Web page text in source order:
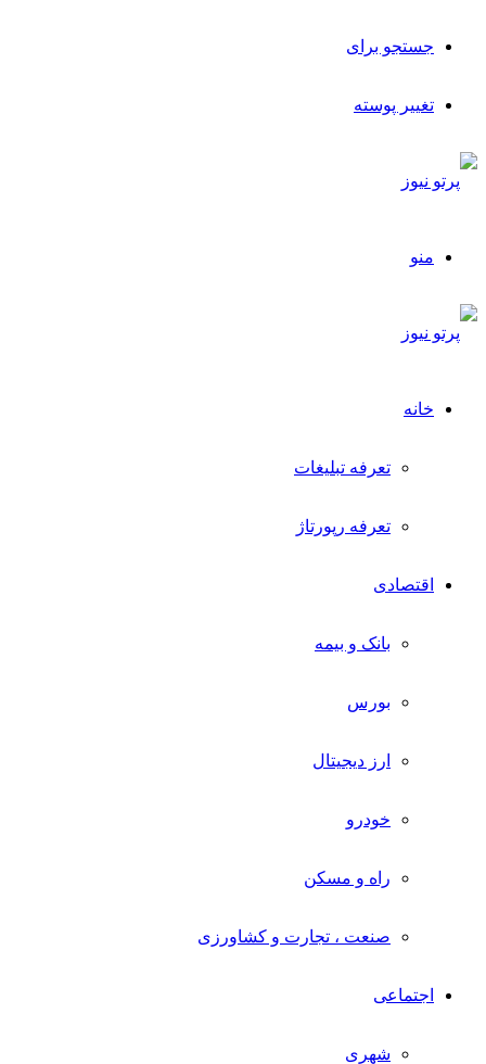
جستجو برای
تغییر پوسته
منو
خانه
تعرفه تبلیغات
تعرفه رپورتاژ
اقتصادی
بانک و بیمه
بورس
ارز دیجیتال
خودرو
راه و مسکن
صنعت ، تجارت و کشاورزی
اجتماعی
شهری